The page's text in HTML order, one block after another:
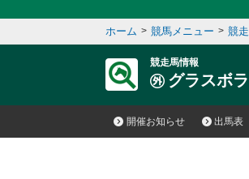
ホーム > 競馬メニュー > 競
競走馬情報
グラスボ
開催お知らせ 出馬表